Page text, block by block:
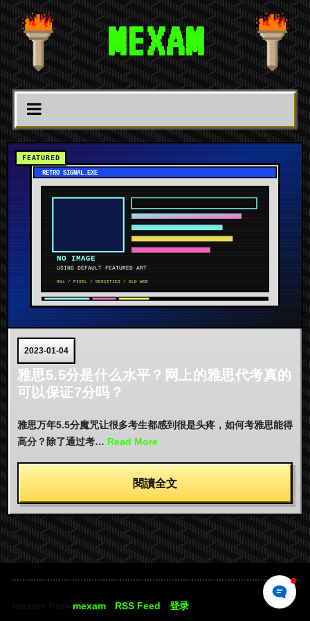
MEXAM
2023-01-04
雅思5.5分是什么水平？网上的雅思代考真的
可以保证7分吗？
雅思万年5.5分魔咒让很多考生都感到很是头疼，如何考雅思能得
高分？除了通过考… Read More
閱讀全文
mexam· RSS Feed 登录